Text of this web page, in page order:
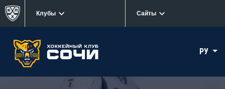
Клубы Сайты
РУ